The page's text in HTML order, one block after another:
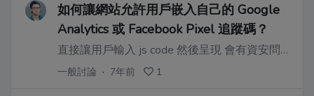
如何讓網站允許用戶嵌入自己的 Google
Analytics 或 Facebook Pixel 追蹤碼？
直接讓用戶輸入 js code 然後呈現 會有資安問題
一般討論 · 7年前 1